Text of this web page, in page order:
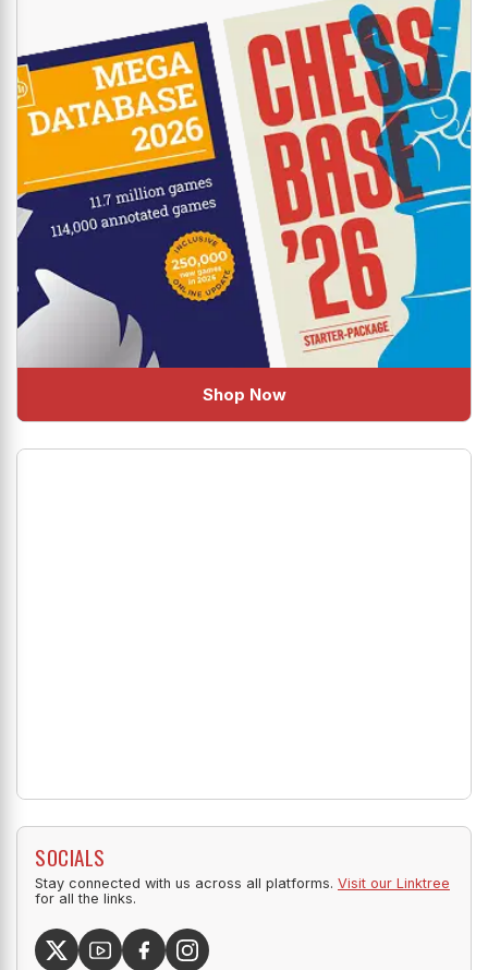
Shop Now
SOCIALS
Stay connected with us across all platforms. Visit our Linktree
for all the links.